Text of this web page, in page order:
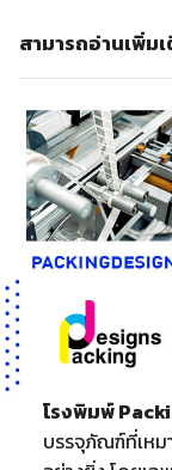
สามารถอ่านเพิ่ม
โรงพิมพ์
บรรจุภัณฑ์ที่เหม